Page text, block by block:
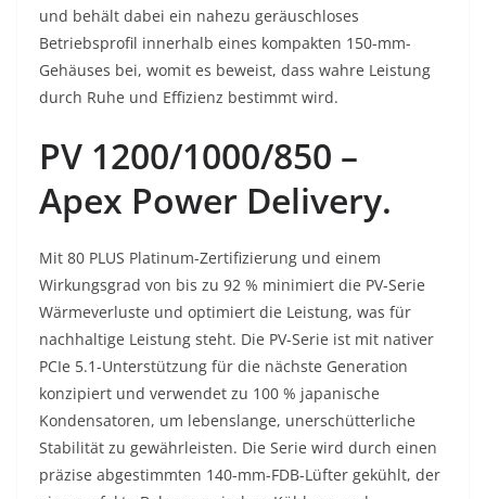
und behält dabei ein nahezu geräuschloses
Betriebsprofil innerhalb eines kompakten 150-mm-
Gehäuses bei, womit es beweist, dass wahre Leistung
durch Ruhe und Effizienz bestimmt wird.
PV 1200/1000/850 –
Apex Power Delivery.
Mit 80 PLUS Platinum-Zertifizierung und einem
Wirkungsgrad von bis zu 92 % minimiert die PV-Serie
Wärmeverluste und optimiert die Leistung, was für
nachhaltige Leistung steht. Die PV-Serie ist mit nativer
PCIe 5.1-Unterstützung für die nächste Generation
konzipiert und verwendet zu 100 % japanische
Kondensatoren, um lebenslange, unerschütterliche
Stabilität zu gewährleisten. Die Serie wird durch einen
präzise abgestimmten 140-mm-FDB-Lüfter gekühlt, der